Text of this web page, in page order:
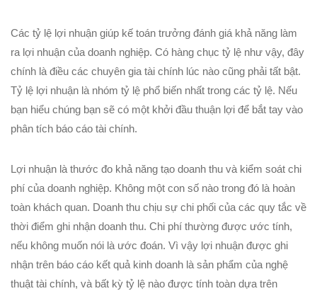
Các tỷ lệ lợi nhuận giúp kế toán trưởng đánh giá khả năng làm
ra lợi nhuận của doanh nghiệp. Có hàng chục tỷ lệ như vậy, đây
chính là điều các chuyên gia tài chính lúc nào cũng phải tất bật.
Tỷ lệ lợi nhuận là nhóm tỷ lệ phổ biến nhất trong các tỷ lệ. Nếu
bạn hiểu chúng bạn sẽ có một khởi đầu thuận lợi để bắt tay vào
phân tích báo cáo tài chính.
Lợi nhuận là thước đo khả năng tạo doanh thu và kiểm soát chi
phí của doanh nghiệp. Không một con số nào trong đó là hoàn
toàn khách quan. Doanh thu chịu sự chi phối của các quy tắc về
thời điểm ghi nhận doanh thu. Chi phí thường được ước tính,
nếu không muốn nói là ước đoán. Vì vậy lợi nhuận được ghi
nhận trên báo cáo kết quả kinh doanh là sản phẩm của nghệ
thuật tài chính, và bất kỳ tỷ lệ nào được tính toàn dựa trên